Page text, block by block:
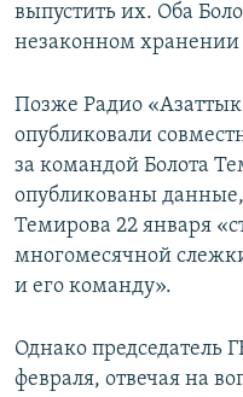
выпустить их. Оба
незаконном хранении
Позже Радио
опубликовали
за командой Болота
опубликованы
Темирова 22 января
многомесячной
и его команду».
Однако председатель
февраля, отвечая на